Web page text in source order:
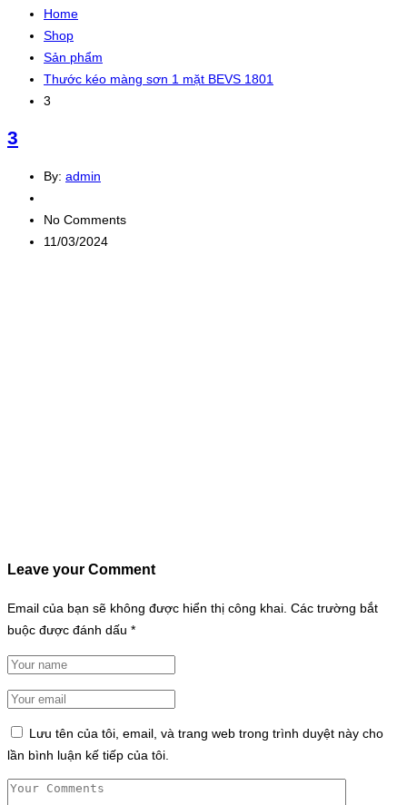
Home
Shop
Sản phẩm
Thước kéo màng sơn 1 mặt BEVS 1801
3
3
By: admin
No Comments
11/03/2024
Leave your Comment
Email của bạn sẽ không được hiển thị công khai. Các trường bắt
buộc được đánh dấu *
Lưu tên của tôi, email, và trang web trong trình duyệt này cho
lần bình luận kế tiếp của tôi.